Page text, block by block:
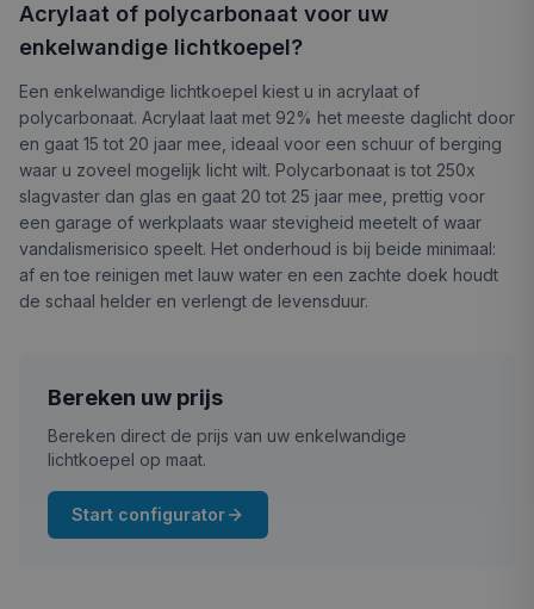
Acrylaat of polycarbonaat voor uw
enkelwandige lichtkoepel?
Een enkelwandige lichtkoepel kiest u in acrylaat of
polycarbonaat. Acrylaat laat met 92% het meeste daglicht door
en gaat 15 tot 20 jaar mee, ideaal voor een schuur of berging
waar u zoveel mogelijk licht wilt. Polycarbonaat is tot 250x
slagvaster dan glas en gaat 20 tot 25 jaar mee, prettig voor
een garage of werkplaats waar stevigheid meetelt of waar
vandalismerisico speelt. Het onderhoud is bij beide minimaal:
af en toe reinigen met lauw water en een zachte doek houdt
de schaal helder en verlengt de levensduur.
Bereken uw prijs
Bereken direct de prijs van uw enkelwandige
lichtkoepel op maat.
Start configurator